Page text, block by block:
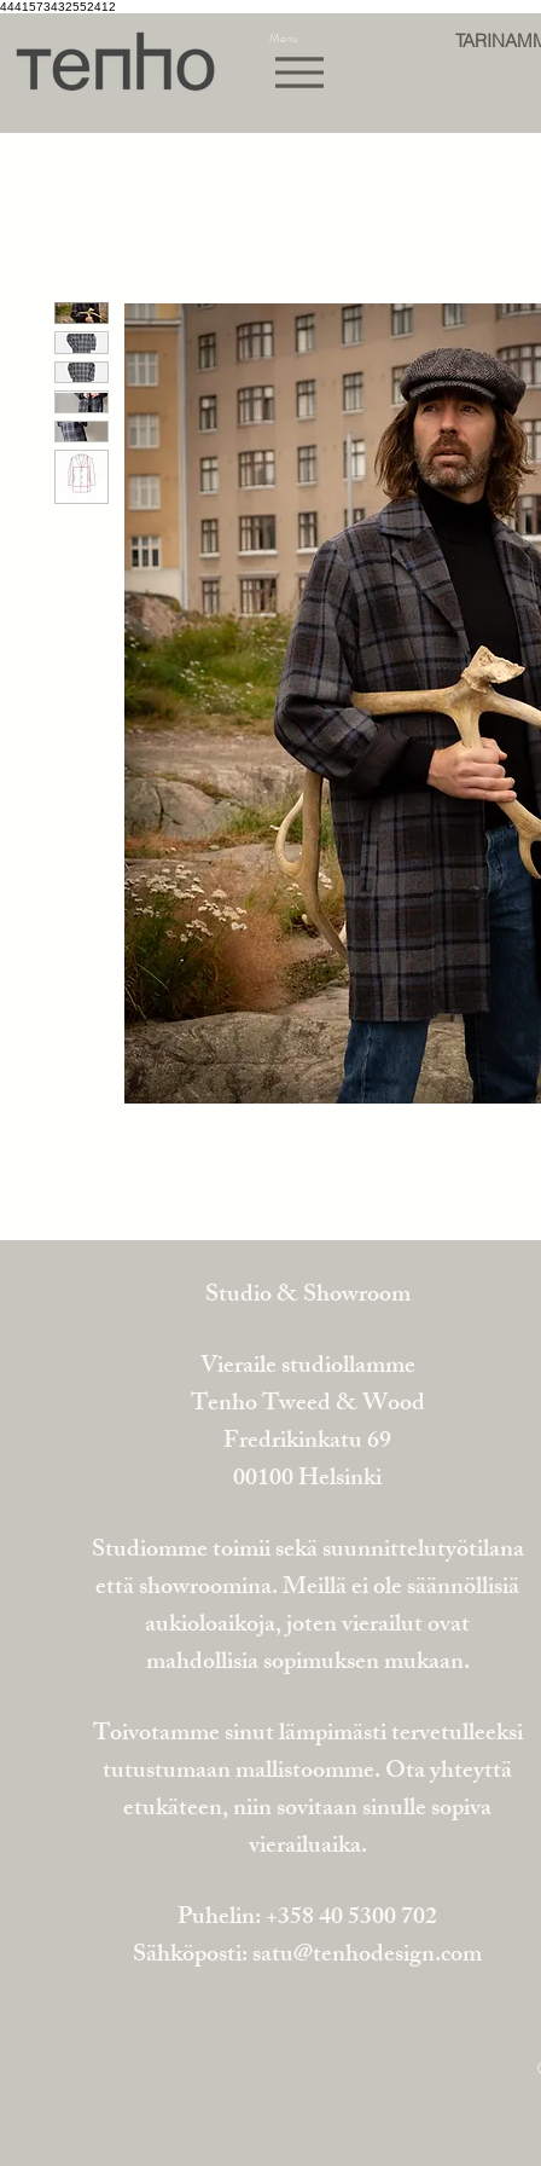
4441573432552412
Menu
Studio & Showroom
Vieraile studiollamme
Tenho Tweed & Wood
Fredrikinkatu 69
00100 Helsinki
Studiomme toimii sekä suunnittelutyötilana
että showroomina. Meillä ei ole säännöllisiä
aukioloaikoja, joten vierailut ovat
mahdollisia sopimuksen mukaan.
Toivotamme sinut lämpimästi tervetulleeksi
tutustumaan mallistoomme. Ota yhteyttä
etukäteen, niin sovitaan sinulle sopiva
vierailuaika.
Puhelin: +358 40 5300 702
Sähköposti:satu@tenhodesign.com